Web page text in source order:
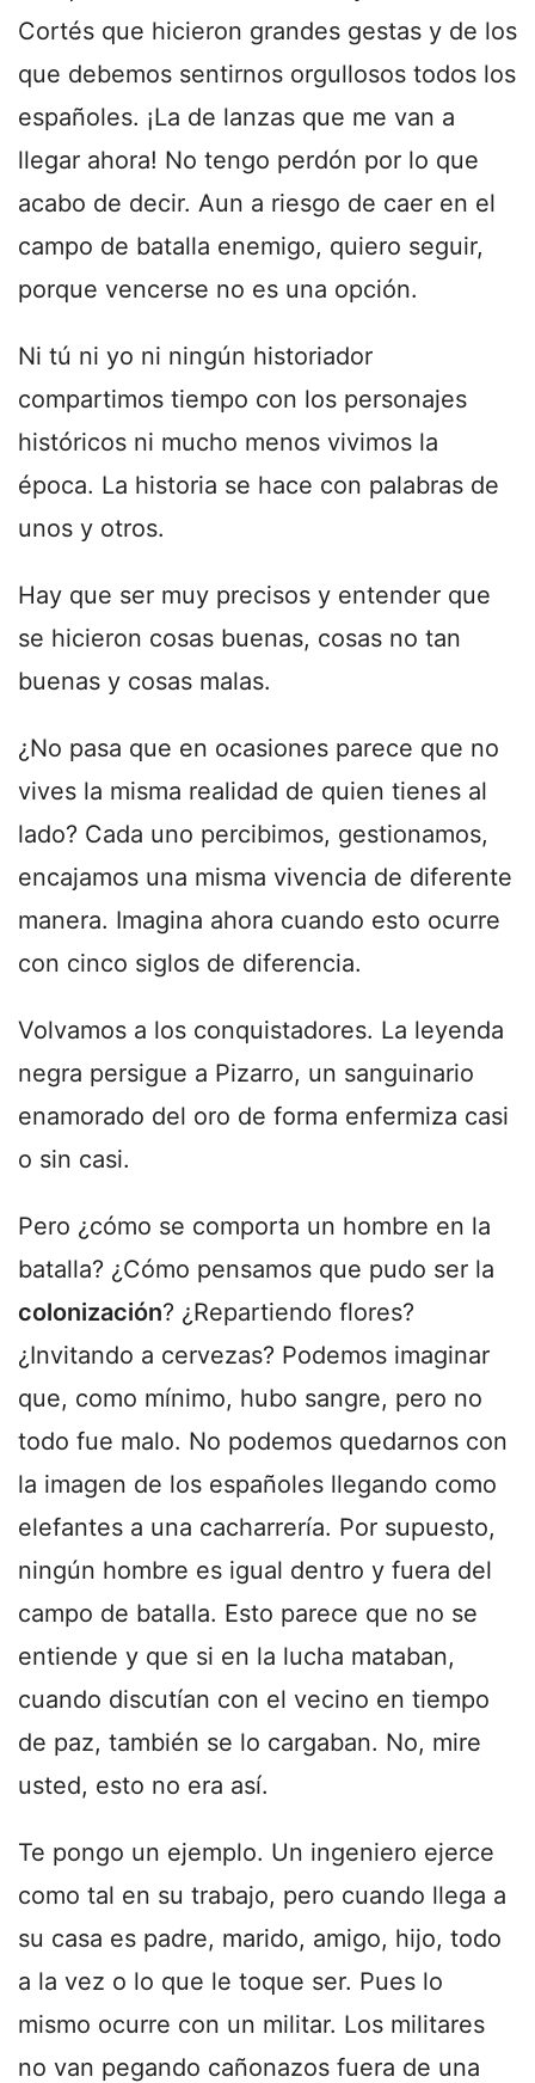
Cortés que hicieron grandes gestas y de los
que debemos sentirnos orgullosos todos los
españoles. ¡La de lanzas que me van a
llegar ahora! No tengo perdón por lo que
acabo de decir. Aun a riesgo de caer en el
campo de batalla enemigo, quiero seguir,
porque vencerse no es una opción.
Ni tú ni yo ni ningún historiador
compartimos tiempo con los personajes
históricos ni mucho menos vivimos la
época. La historia se hace con palabras de
unos y otros.
Hay que ser muy precisos y entender que
se hicieron cosas buenas, cosas no tan
buenas y cosas malas.
¿No pasa que en ocasiones parece que no
vives la misma realidad de quien tienes al
lado? Cada uno percibimos, gestionamos,
encajamos una misma vivencia de diferente
manera. Imagina ahora cuando esto ocurre
con cinco siglos de diferencia.
Volvamos a los conquistadores. La leyenda
negra persigue a Pizarro, un sanguinario
enamorado del oro de forma enfermiza casi
o sin casi.
Pero ¿cómo se comporta un hombre en la
batalla? ¿Cómo pensamos que pudo ser la
colonización? ¿Repartiendo flores?
¿Invitando a cervezas? Podemos imaginar
que, como mínimo, hubo sangre, pero no
todo fue malo. No podemos quedarnos con
la imagen de los españoles llegando como
elefantes a una cacharrería. Por supuesto,
ningún hombre es igual dentro y fuera del
campo de batalla. Esto parece que no se
entiende y que si en la lucha mataban,
cuando discutían con el vecino en tiempo
de paz, también se lo cargaban. No, mire
usted, esto no era así.
Te pongo un ejemplo. Un ingeniero ejerce
como tal en su trabajo, pero cuando llega a
su casa es padre, marido, amigo, hijo, todo
a la vez o lo que le toque ser. Pues lo
mismo ocurre con un militar. Los militares
no van pegando cañonazos fuera de una